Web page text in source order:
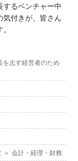
するベンチャー中
気付きが、皆さん
志す経営者のため
会計・経理・財務